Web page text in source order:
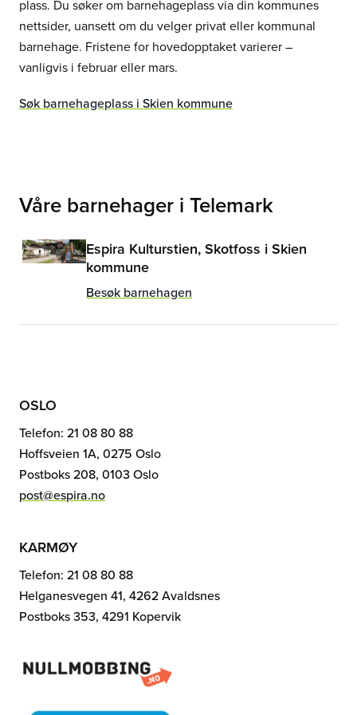
plass. Du søker om barnehageplass via din kommunes
nettsider, uansett om du velger privat eller kommunal
barnehage. Fristene for hovedopptaket varierer –
vanligvis i februar eller mars.
Søk barnehageplass i Skien kommune
Våre barnehager i Telemark
Espira Kulturstien, Skotfoss i Skien
kommune
Besøk barnehagen
OSLO
Telefon: 21 08 80 88
Hoffsveien 1A, 0275 Oslo
Postboks 208, 0103 Oslo
post@espira.no
KARMØY
Telefon: 21 08 80 88
Helganesvegen 41, 4262 Avaldsnes
Postboks 353, 4291 Kopervik